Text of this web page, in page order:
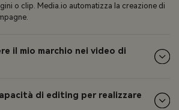
o clip. Media.io automatizza la creazione di
il mio marchio nei video di
di editing per realizzare